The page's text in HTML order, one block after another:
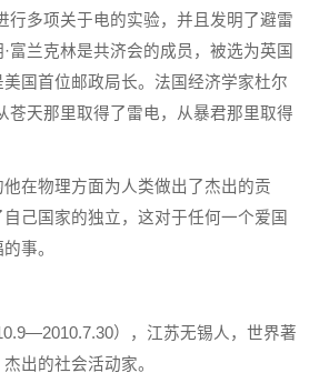
行多项关于电的实验，并且发明了避雷
富兰克林是共济会的成员，被选为英国
国首位邮政局长。法国经济学家杜尔
苍天那里取得了雷电，从暴君那里取得
在物理方面为人类做出了杰出的贡
己国家的独立，这对于任何一个爱国
事。
），江苏无锡人，世界著
出的社会活动家。